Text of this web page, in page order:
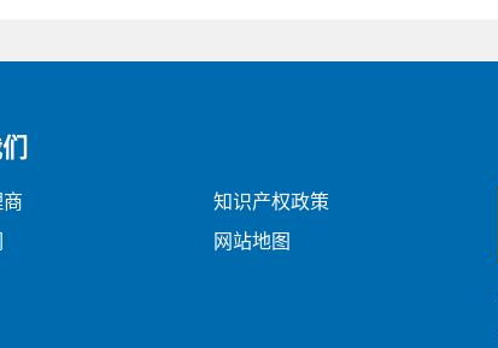
知识产权政策
网站地图